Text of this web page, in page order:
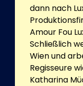
dann nach
Amour Fou
Schließlich
Wien und
Regisseure
Katharina